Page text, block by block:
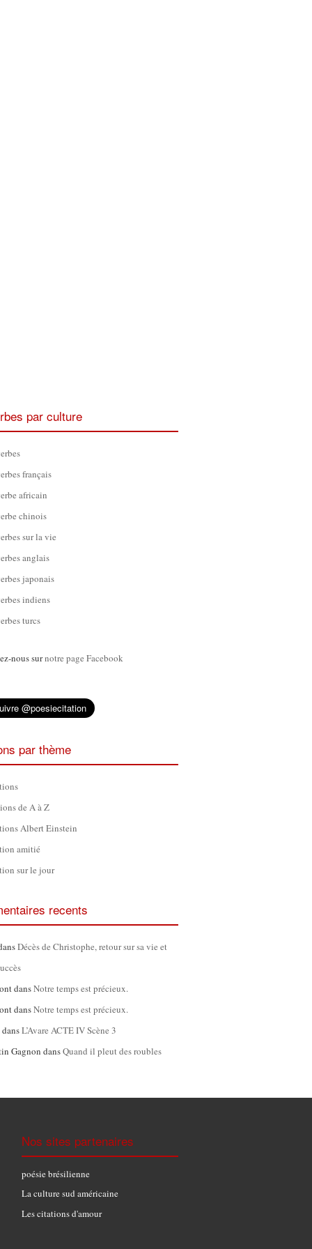
par culture
français
africain
chinois
sur la vie
anglais
japonais
indiens
turcs
nous surnotre page Facebook
par thème
de A à Z
Albert Einstein
amitié
sur le jour
recents
Décès de Christophe, retour sur sa vie et
dansNotre temps est précieux.
dansNotre temps est précieux.
dansL’Avare ACTE IV Scène 3
Gagnon dansQuand il pleut des roubles
Nos sites partenaires
poésie brésilienne
La culture sud américaine
Les citations d'amour